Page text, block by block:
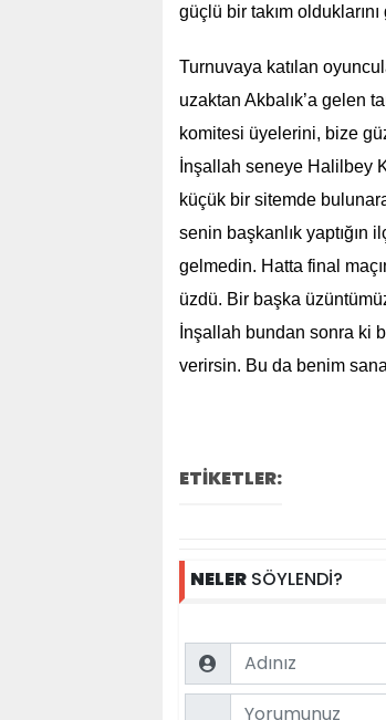
güçlü bir takım
Turnuvaya katılan
uzaktan Akbalık’a gelen
komitesi üyelerini, bize
İnşallah seneye Halilbey
küçük bir sitemde
senin başkanlık yaptığın
gelmedin. Hatta final
üzdü. Bir başka
İnşallah bundan sonra ki
verirsin. Bu da benim
ETİKETLER:
NELER SÖYLENDİ?
Name
Comment